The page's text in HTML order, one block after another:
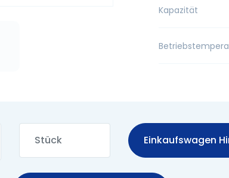
Kapazität
Einkaufswagen